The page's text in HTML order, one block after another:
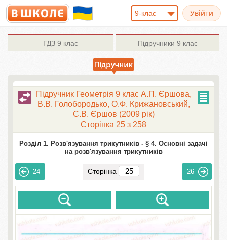
9-клас
ГДЗ 9 клас Підручники 9 клас
Підручник Геометрія 9 клас А.П. Єршова,
В.В. Голобородько, О.Ф. Крижановський,
С.В. Єршов (2009 рік)
Сторінка 25 з 258
Розділ 1. Розв'язування трикутників - § 4. Основні задачі
на розв'язування трикутників
24 Сторінка 26